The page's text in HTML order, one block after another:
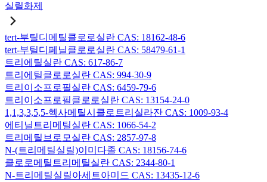
실릴화제
tert-부틸디메틸클로로실란 CAS: 18162-48-6
tert-부틸디페닐클로로실란 CAS: 58479-61-1
트리에틸실란 CAS: 617-86-7
트리에틸클로로실란 CAS: 994-30-9
트리이소프로필실란 CAS: 6459-79-6
트리이소프로필클로로실란 CAS: 13154-24-0
1,1,3,3,5,5-헥사메틸시클로트리실라잔 CAS: 1009-93-4
에티닐트리메틸실란 CAS: 1066-54-2
트리메틸브로모실란 CAS: 2857-97-8
N-(트리메틸실릴)이미다졸 CAS: 18156-74-6
클로로메틸트리메틸실란 CAS: 2344-80-1
N-트리메틸실릴아세트아미드 CAS: 13435-12-6